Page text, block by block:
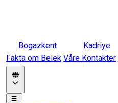
Bogazkent Kadriye
Fakta om Belek Våre Kontakter
☰